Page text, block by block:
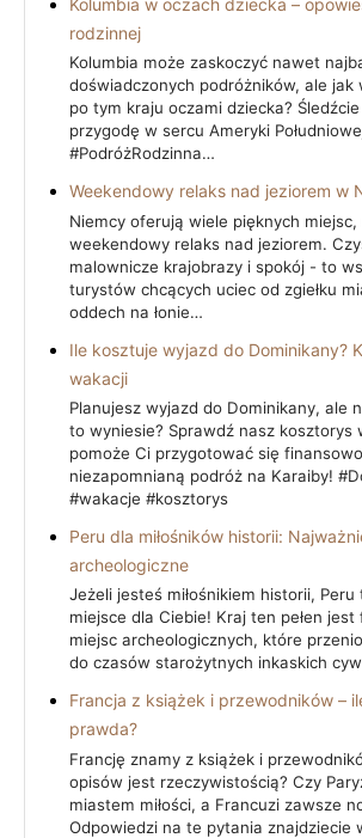
Kolumbia w oczach dziecka –
rodzinnej
Kolumbia może zaskoczyć nawet
doświadczonych podróżników, ale jak
po tym kraju oczami dziecka?
przygodę w sercu Ameryki
#PodróżRodzinna…
Weekendowy relaks nad jeziorem w
Niemcy oferują wiele pięknych miejsc,
weekendowy relaks nad jeziorem.
malownicze krajobrazy i spokój - to
turystów chcących uciec od zgiełku
oddech na łonie…
Ile kosztuje wyjazd do Dominikany?
wakacji
Planujesz wyjazd do Dominikany, ale
to wyniesie? Sprawdź nasz kosztorys
pomoże Ci przygotować się
niezapomnianą podróż na Karaiby!
#wakacje #kosztorys
Peru dla miłośników historii:
archeologiczne
Jeżeli jesteś miłośnikiem historii, Peru
miejsce dla Ciebie! Kraj ten pełen jest
miejsc archeologicznych, które
do czasów starożytnych inkaskich
Francja z książek i przewodników –
prawda?
Francję znamy z książek i
opisów jest rzeczywistością? Czy
miastem miłości, a Francuzi zawsze
Odpowiedzi na te pytania znajdziecie